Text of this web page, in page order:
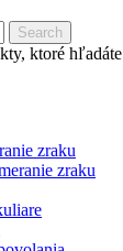
Search
ktoré hľadáte
zraku
zraku